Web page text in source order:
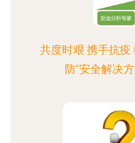
共度时艰 携手抗疫
防”安全解决